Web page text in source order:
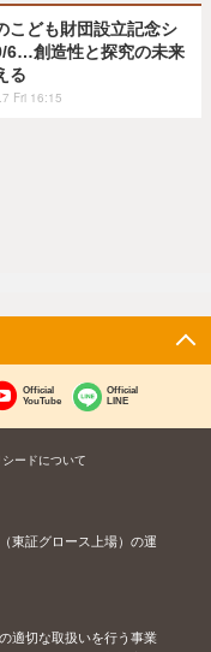
こども財団設立記念シ
6…創造性と探究の未来
る
Fri 16:15
Official
YouTube
Official
LINE
シードについて
東証グロース上場）の運
適切な取扱いを行う事業